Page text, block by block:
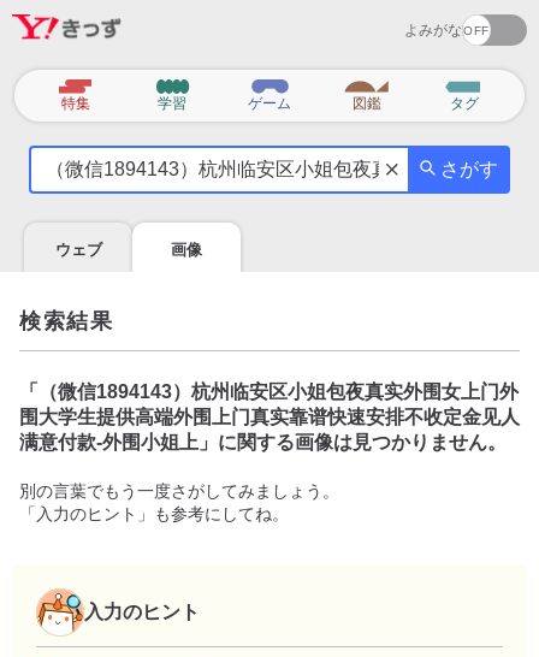
よみがな
カ
テ
特集 学習 ゲーム 図鑑 タグ
気
を
調
べ
よ
う
さがす
ウェブ 画像
検索結果
「
（微信1894143）杭州临安区小姐包夜真实外围女上门外
围大学生提供高端外围上门真实靠谱快速安排不收定金见人
满意付款-外围小姐上 」に関する画像は見つかりません。
別の言葉でもう一度さがしてみましょう。
「入力のヒント」も参考にしてね。
入力のヒント